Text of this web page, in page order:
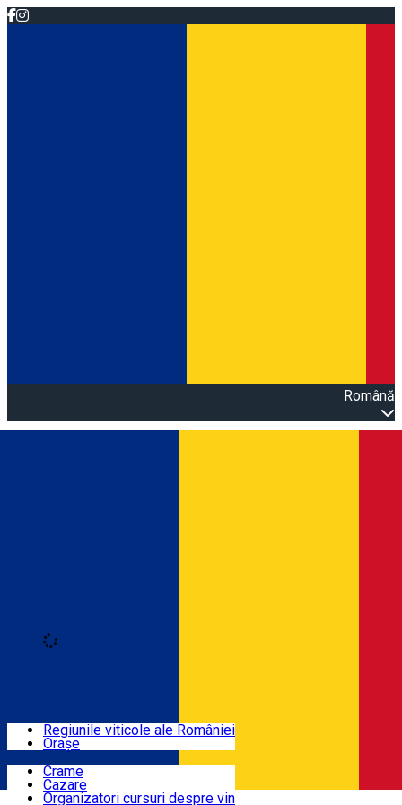
Română
Locuri cu vin
Rute
Regiunile viticole ale României
Orașe
Crame
Cazare
Organizatori cursuri despre vin